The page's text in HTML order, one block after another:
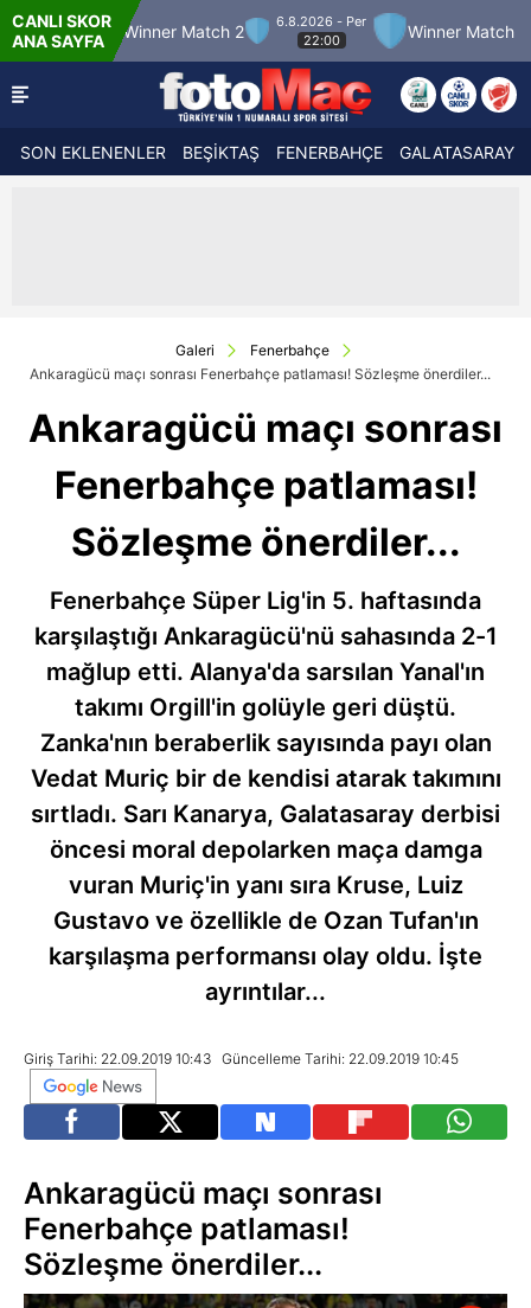
CANLI SKOR
ANA SAYFA
Winner Match 2
6.8.2026 - Per
22:00
Winner Match 3
SON EKLENENLER BEŞİKTAŞ FENERBAHÇE GALATASARAY
Galeri
Fenerbahçe
Ankaragücü maçı sonrası Fenerbahçe patlaması! Sözleşme önerdiler...
Ankaragücü maçı sonrası
Fenerbahçe patlaması!
Sözleşme önerdiler...
Fenerbahçe Süper Lig'in 5. haftasında
karşılaştığı Ankaragücü'nü sahasında 2-1
mağlup etti. Alanya'da sarsılan Yanal'ın
takımı Orgill'in golüyle geri düştü.
Zanka'nın beraberlik sayısında payı olan
Vedat Muriç bir de kendisi atarak takımını
sırtladı. Sarı Kanarya, Galatasaray derbisi
öncesi moral depolarken maça damga
vuran Muriç'in yanı sıra Kruse, Luiz
Gustavo ve özellikle de Ozan Tufan'ın
karşılaşma performansı olay oldu. İşte
ayrıntılar...
Giriş Tarihi: 22.09.2019 10:43 Güncelleme Tarihi: 22.09.2019 10:45
Ankaragücü maçı sonrası
Fenerbahçe patlaması!
Sözleşme önerdiler...